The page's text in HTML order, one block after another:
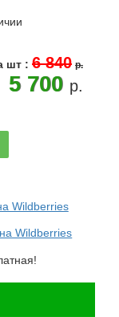
шт : 6 840 p.
5 700 p.
Wildberries
Wildberries